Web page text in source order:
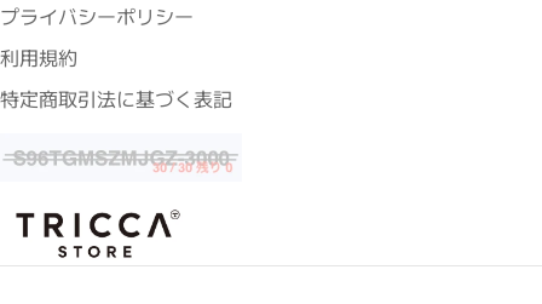
プライバシーポリシー
利用規約
特定商取引法に基づく表記